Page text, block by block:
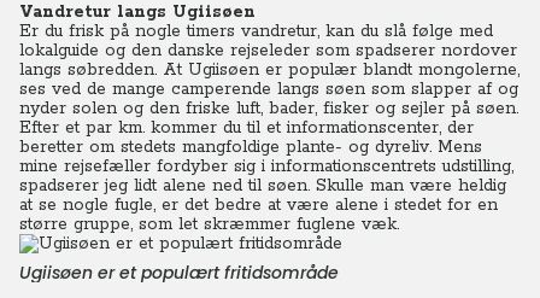
Vandretur langs Ugiisøen
Er du frisk på nogle timers vandretur, kan du slå følge med
lokalguide og den danske rejseleder som spadserer nordover
langs søbredden. At Ugiisøen er populær blandt mongolerne,
ses ved de mange camperende langs søen som slapper af og
nyder solen og den friske luft, bader, fisker og sejler på søen.
Efter et par km. kommer du til et informationscenter, der
beretter om stedets mangfoldige plante- og dyreliv. Mens
mine rejsefæller fordyber sig i informationscentrets udstilling,
spadserer jeg lidt alene ned til søen. Skulle man være heldig
at se nogle fugle, er det bedre at være alene i stedet for en
større gruppe, som let skræmmer fuglene væk.
Ugiisøen er et populært fritidsområde